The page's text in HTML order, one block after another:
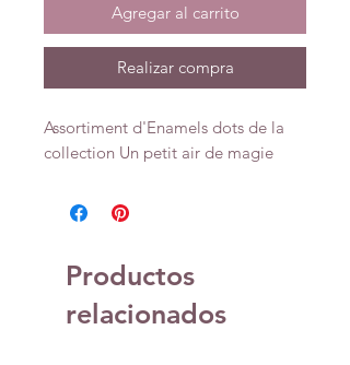
Agregar al carrito
Realizar compra
Assortiment d'Enamels dots de la
collection Un petit air de magie
Productos
relacionados